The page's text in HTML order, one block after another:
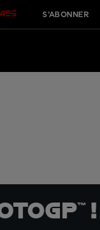
S'ABONNER
!